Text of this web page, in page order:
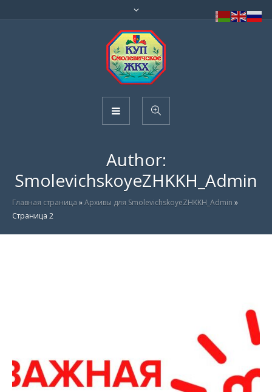
Author:
SmolevichskoyeZHKKH_Admin
Главная страница »Архивы для SmolevichskoyeZHKKH_Admin »
Страница 2